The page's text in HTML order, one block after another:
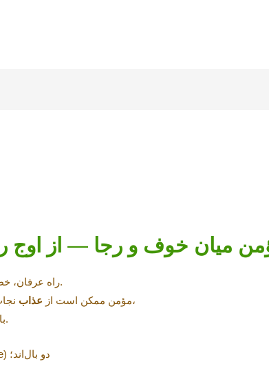
میان خوف و رجا — از اوج
راه عرفان،.
مؤمن ممکن است از عذاب
نجات یافته باشد، اما تا وقتی در دنیا نفس می‌کشد،
باید مراقب باشد که از هیچ مرتبه‌ای سقوط نکند.
» (Fear & Hope) دو بال‌اند؛